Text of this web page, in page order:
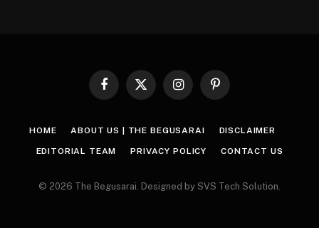
Facebook
X
InstagramPinterest
HOME ABOUT US | THE BEGUSARAI DISCLAIMER
EDITORIAL TEAM PRIVACY POLICY CONTACT US
© 2026 The Begusarai. Designed by SVS Tech Solution.